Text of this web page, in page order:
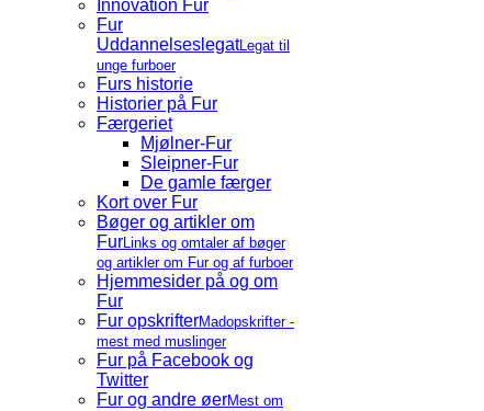
Innovation Fur
Fur
UddannelseslegatLegat til
unge furboer
Furs historie
Historier på Fur
Færgeriet
Mjølner-Fur
Sleipner-Fur
De gamle færger
Kort over Fur
Bøger og artikler om
FurLinks og omtaler af bøger
og artikler om Fur og af furboer
Hjemmesider på og om
Fur
Fur opskrifterMadopskrifter -
mest med muslinger
Fur på Facebook og
Twitter
Fur og andre øerMest om